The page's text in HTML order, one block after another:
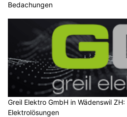
Bedachungen
Greil Elektro GmbH in Wädenswil
Elektrolösungen